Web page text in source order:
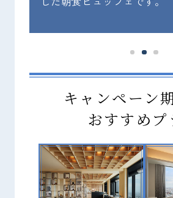
キャンペーン
おすすめプ